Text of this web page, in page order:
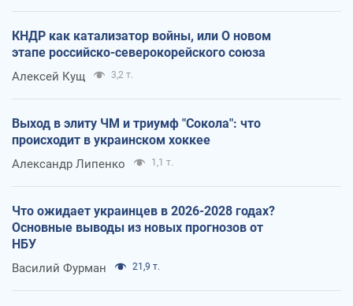
КНДР как катализатор войны, или О новом
этапе российско-северокорейского союза
Алексей Кущ 3,2 т.
Выход в элиту ЧМ и триумф "Сокола": что
происходит в украинском хоккее
Александр Липенко 1,1 т.
Что ожидает украинцев в 2026-2028 годах?
Основные выводы из новых прогнозов от
НБУ
Василий Фурман 21,9 т.